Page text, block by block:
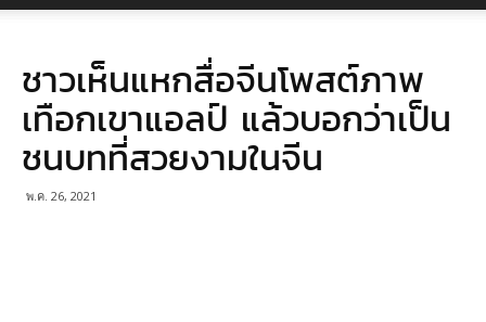
มายา
ชาวเห็นแหกสื่อจีนโพสต์ภาพ
เทือกเขาแอลป์ แล้วบอกว่าเป็น
ชนบทที่สวยงามในจีน
พ.ค. 26, 2021